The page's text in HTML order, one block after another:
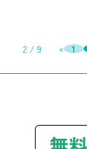
2 / 9 « 1